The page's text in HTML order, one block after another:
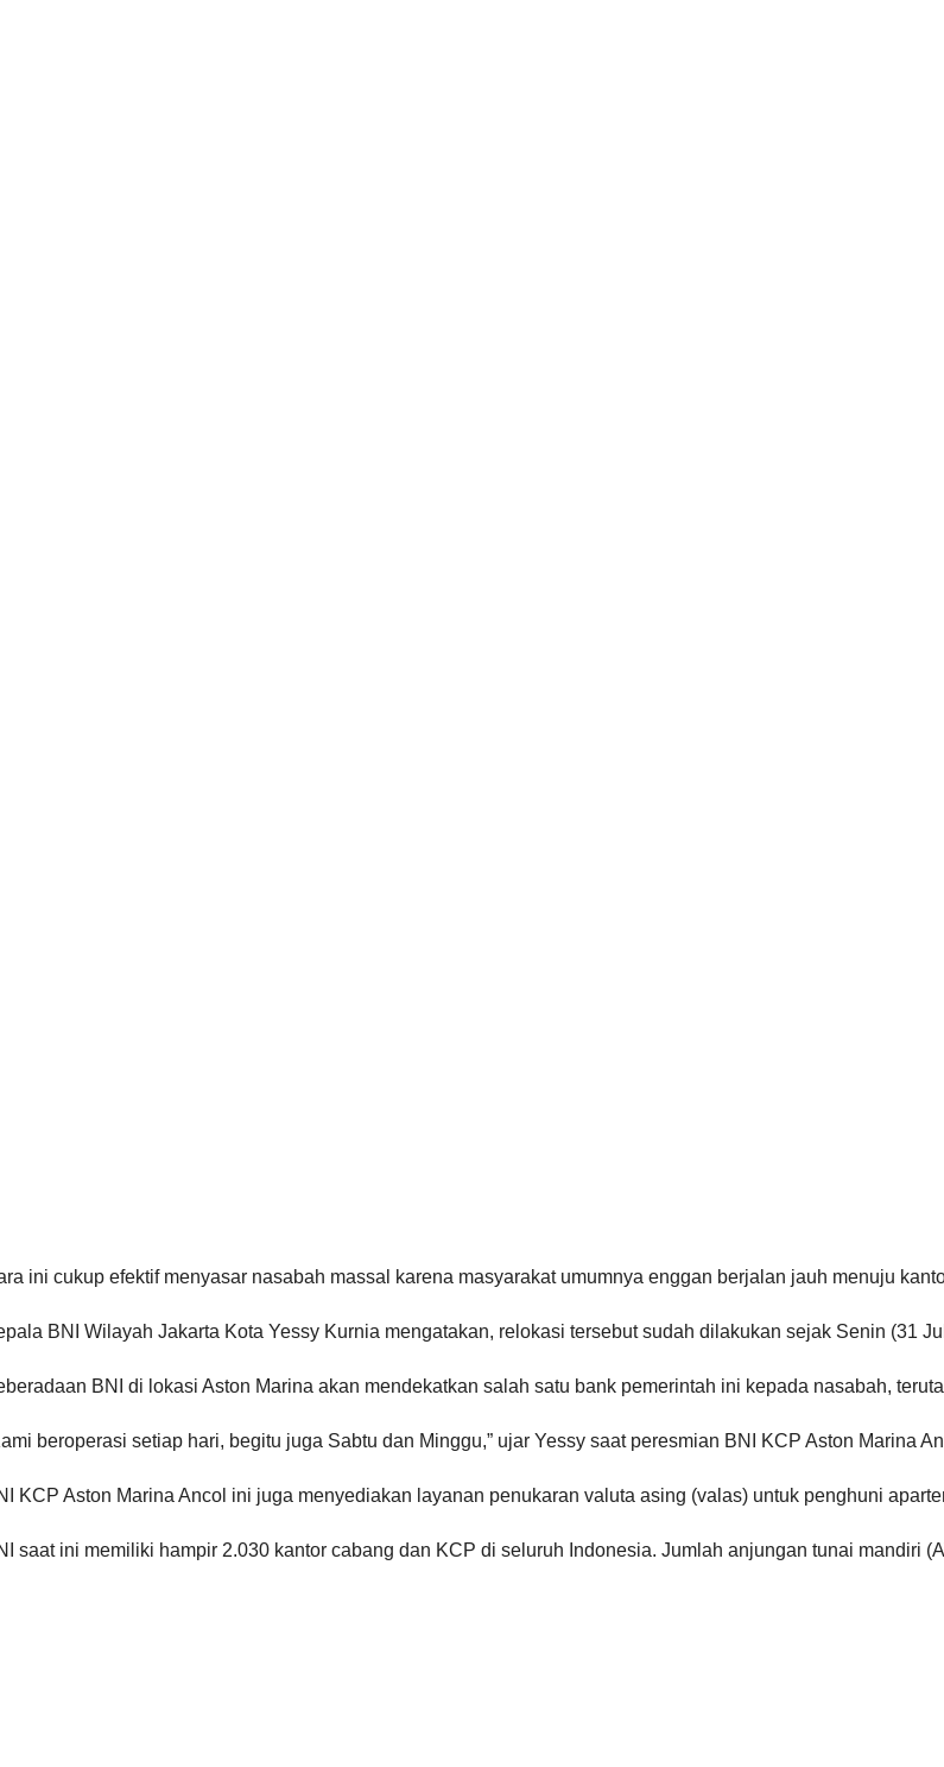
ini cukup efektif menyasar nasabah massal karena masyarakat umumnya enggan berjalan jauh menuju
BNI Wilayah Jakarta Kota Yessy Kurnia mengatakan, relokasi tersebut sudah dilakukan sejak Senin (31
BNI di lokasi Aston Marina akan mendekatkan salah satu bank pemerintah ini kepada nasabah,
beroperasi setiap hari, begitu juga Sabtu dan Minggu,” ujar Yessy saat peresmian BNI KCP Aston Marina
KCP Aston Marina Ancol ini juga menyediakan layanan penukaran valuta asing (valas) untuk penghuni
saat ini memiliki hampir 2.030 kantor cabang dan KCP di seluruh Indonesia. Jumlah anjungan tunai mandiri